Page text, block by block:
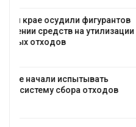
От спасения
Обратный